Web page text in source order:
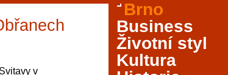
v
v Brně: Od
památky, skvělé
Brno
Business
Životní styl
Kultura